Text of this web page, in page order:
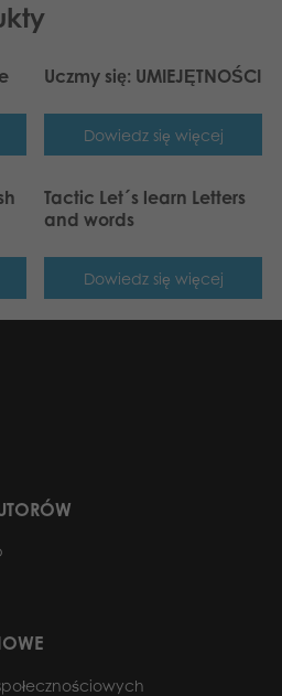
Uczmy się: UMIEJĘTNOŚCI
Dowiedz się więcej
Tactic Let´s learn Letters
and words
Dowiedz się więcej